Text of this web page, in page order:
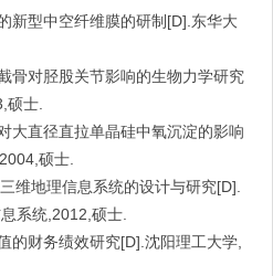
新型中空纤维膜的研制[D].东华大
骨对胫股关节影响的生物力学研究
硕士.
大直径直拉单晶硅中氧沉淀的影响
硕士.
维地理信息系统的设计与研究[D].
系统,2012,硕士.
的财务绩效研究[D].沈阳理工大学,